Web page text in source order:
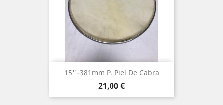
15''-381mm P. Piel De Cabra
Precio
21,00 €